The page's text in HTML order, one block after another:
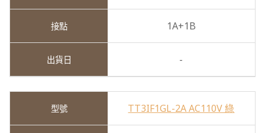
1A+1B
-
TT3IF1GL-2A AC110V 綠